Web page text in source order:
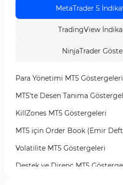
MetaTrader 5
TradingView
NinjaTrader
Para Yönetimi MT5 Göstergeleri
MT5’te Desen Tanıma
KillZones MT5 Göstergeleri
MT5 için Order Book (Emir
Volatilite MT5 Göstergeleri
Destek ve Direnç MT5